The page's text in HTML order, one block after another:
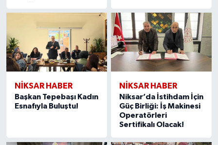
NİKSAR HABER
Başkan Tepebaşı Kadın
Esnafıyla Buluştu!
NİKSAR HABER
Niksar’da İstihdam İçin
Güç Birliği: İş Makinesi
Operatörleri
Sertifikalı Olacak!